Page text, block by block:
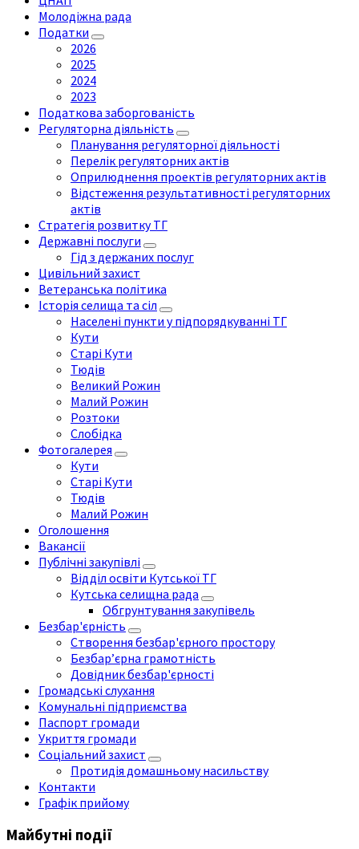
Молодіжна рада
Податки
2026
2025
2024
2023
Податкова заборгованість
Регуляторна діяльність
Планування регуляторної діяльності
Перелік регуляторних актів
Оприлюднення проектів регуляторних актів
Відстеження результативності регуляторних
актів
Стратегія розвитку ТГ
Державні послуги
Гід з держаних послуг
Цивільний захист
Ветеранська політика
Історія селища та сіл
Населені пункти у підпорядкуванні ТГ
Кути
Старі Кути
Тюдів
Великий Рожин
Малий Рожин
Розтоки
Слобідка
Фотогалерея
Кути
Старі Кути
Тюдів
Малий Рожин
Оголошення
Вакансії
Публічні закупівлі
Відділ освіти Кутської ТГ
Кутська селищна рада
Обгрунтування закупівель
Безбар'єрність
Створення безбар'єрного простору
Безбар’єрна грамотність
Довідник безбар'єрності
Громадські слухання
Комунальні підприємства
Паспорт громади
Укриття громади
Соціальний захист
Протидія домашньому насильству
Контакти
Графік прийому
Майбутні події